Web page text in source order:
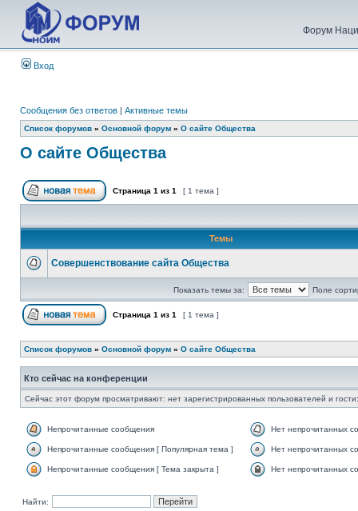
Форум
Вход
Сообщения без ответов | Активные темы
Список форумов » Основной форум » О сайте Общества
О сайте Общества
Страница 1 из 1 [ 1 тема ]
Темы
Совершенствование сайта Общества
Показать темы за: Поле
Страница 1 из 1 [ 1 тема ]
Список форумов » Основной форум » О сайте Общества
Кто сейчас на конференции
Сейчас этот форум просматривают: нет зарегистрированных пользователей и
Непрочитанные сообщения Нет непрочитанных
Непрочитанные сообщения [ Популярная тема ] Нет непрочитанных
Непрочитанные сообщения [ Тема закрыта ] Нет непрочитанных
Найти: